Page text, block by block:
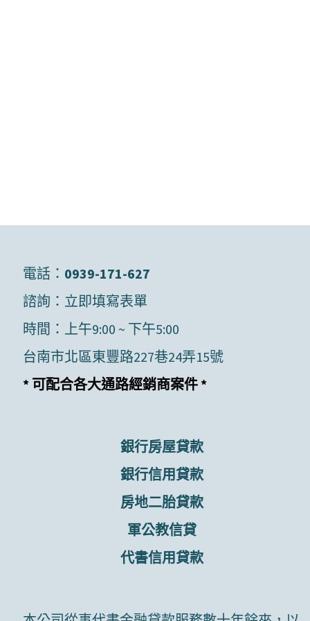
電話： 0939-171-627
諮詢： 立即填寫表單
時間：上午9:00 ~ 下午5:00
台南市北區東豐路227巷24弄15號
* 可配合各大通路經銷商案件 *
銀行房屋貸款
銀行信用貸款
房地二胎貸款
軍公教信貸
代書信用貸款